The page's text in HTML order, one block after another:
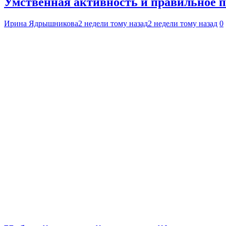
Ирина Ядрышникова2 недели тому назад2 недели тому назад 0